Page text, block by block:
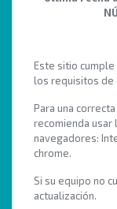
Este sitio
los requisitos de
Para una
recomienda
navegadores:
chrome.
Si su equipo no
actualización.